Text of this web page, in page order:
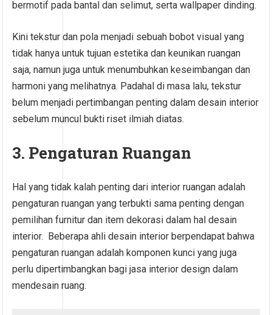
bermotif pada bantal dan selimut, serta wallpaper dinding.
Kini tekstur dan pola menjadi sebuah bobot visual yang
tidak hanya untuk tujuan estetika dan keunikan ruangan
saja, namun juga untuk menumbuhkan keseimbangan dan
harmoni yang melihatnya. Padahal di masa lalu, tekstur
belum menjadi pertimbangan penting dalam desain interior
sebelum muncul bukti riset ilmiah diatas.
3. Pengaturan Ruangan
Hal yang tidak kalah penting dari interior ruangan adalah
pengaturan ruangan yang terbukti sama penting dengan
pemilihan furnitur dan item dekorasi dalam hal desain
interior. Beberapa ahli desain interior berpendapat bahwa
pengaturan ruangan adalah komponen kunci yang juga
perlu dipertimbangkan bagi jasa interior design dalam
mendesain ruang.